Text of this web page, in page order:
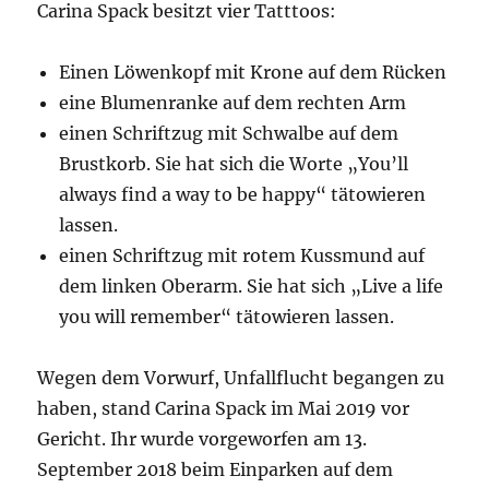
Carina Spack besitzt vier Tatttoos:
Einen Löwenkopf mit Krone auf dem Rücken
eine Blumenranke auf dem rechten Arm
einen Schriftzug mit Schwalbe auf dem
Brustkorb. Sie hat sich die Worte „You’ll
always find a way to be happy“ tätowieren
lassen.
einen Schriftzug mit rotem Kussmund auf
dem linken Oberarm. Sie hat sich „Live a life
you will remember“ tätowieren lassen.
Wegen dem Vorwurf, Unfallflucht begangen zu
haben, stand Carina Spack im Mai 2019 vor
Gericht. Ihr wurde vorgeworfen am 13.
September 2018 beim Einparken auf dem